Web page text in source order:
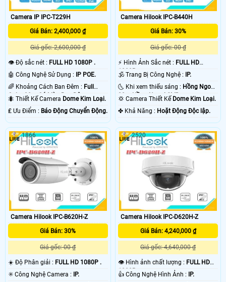
Camera IP IPC-T229H
Giá Bán: 2,400,000 ₫
Giá gốc: 2,600,000 ₫
👁 Độ sắc nét : FULL HD 1080P .
🤖️ Công Nghệ Sử Dụng :
IP POE.
🌈 Khoảng Cách Ban Đêm : Full
Color 30m Có Màu Ban Đêm.
🐜 Thiết Kế Camera Dome Kim Loại.
️₤ Ưu Điểm : Báo Động Chuyển Động.
Camera Hilook IPC-B440H
Giá Bán: 30%
Giá gốc: 00 ₫
️⚡ Hình Ảnh Sắc nét : FULL HD
1080P .
🕉️ Trang Bị Công Nghệ :
IP.
🌜 Khi xem thiếu sáng : Hồng Ngoại
20m Hồng Ngoại SMD.
💢 Camera Thiết Kế Dome Kim Loại.
️✤ Khả Năng : Hoặt Động Độc lập.
Camera Hilook IPC-B620H-Z
Giá Bán: 30%
Giá gốc: 00 ₫
☀️ Độ Phân giải : FULL HD 1080P .
✳️ Công Nghệ Camera : IP.
1866
Camera Hilook IPC-D620H-Z
Giá Bán: 4,240,000 ₫
Giá gốc: 4,640,000 ₫
👁 Hình ảnh chất lượng : FULL HD
1080P .
👍 Công Nghệ Hình Ảnh : IP.
2520